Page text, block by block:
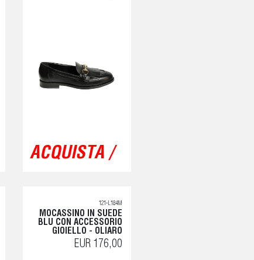
ACQUISTA /
121-L184M
MOCASSINO IN SUEDE
BLU CON ACCESSORIO
GIOIELLO - OLIARO
EUR 176,00